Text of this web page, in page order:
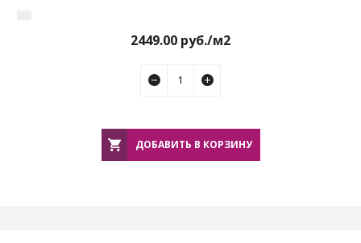
2449.00 руб./м2
ДОБАВИТЬ В КОРЗИНУ